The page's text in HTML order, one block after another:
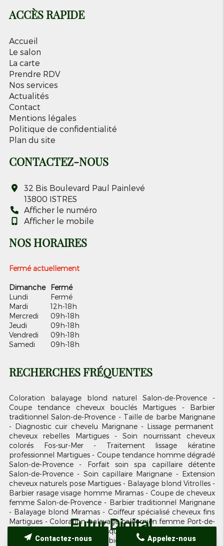
ACCÈS RAPIDE
Accueil
Le salon
La carte
Prendre RDV
Nos services
Actualités
Contact
Mentions légales
Politique de confidentialité
Plan du site
CONTACTEZ-NOUS
32 Bis Boulevard Paul Painlevé
13800 ISTRES
Afficher le numéro
Afficher le mobile
NOS HORAIRES
Fermé actuellement
Dimanche
Fermé
Lundi
Fermé
Mardi
12h-18h
Mercredi
09h-18h
Jeudi
09h-18h
Vendredi
09h-18h
Samedi
09h-18h
RECHERCHES FRÉQUENTES
Coloration balayage blond naturel Salon-de-Provence
Coupe tendance cheveux bouclés Martigues
Barbier
traditionnel Salon-de-Provence
Taille de barbe Marignane
Diagnostic cuir chevelu Marignane
Lissage permanent
cheveux rebelles Martigues
Soin nourrissant cheveux
colorés Fos-sur-Mer
Traitement lissage kératine
professionnel Martigues
Coupe tendance homme dégradé
Salon-de-Provence
Forfait soin spa capillaire détente
Salon-de-Provence
Soin capillaire Marignane
Extension
cheveux naturels pose Martigues
Balayage blond Vitrolles
Barbier rasage visage homme Miramas
Coupe de cheveux
femme Salon-de-Provence
Barbier traditionnel Marignane
Balayage blond Miramas
Coiffeur spécialisé cheveux fins
Martigues
Coloration balayage californien femme Port-de-
Soin hydratant masque cheveux Port-Saint-Louis-
du-Rhône
Produits coiffure bio naturels Miramas
Teinture
Appelez-nous
Contactez-nous